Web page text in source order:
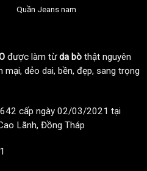
Quần Jeans nam
được làm từda bò thật nguyên
dẻo dai, bền, đẹp, sang trọng
cấp ngày 02/03/2021 tại
Lãnh, Đồng Tháp